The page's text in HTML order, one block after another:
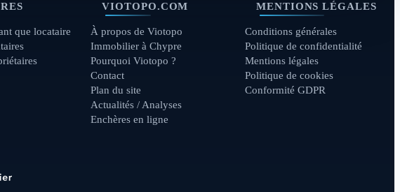
que locataire
VIOTOPO.COM
À propos de Viotopo
Immobilier à Chypre
Pourquoi Viotopo ?
Contact
Plan du site
Actualités / Analyses
Enchères en ligne
MENTIONS LÉGALES
Conditions générales
Politique de confidentialité
Mentions légales
Politique de cookies
Conformité GDPR